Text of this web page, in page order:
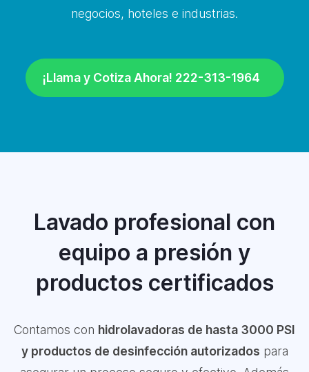
negocios, hoteles e industrias.
¡Llama y Cotiza Ahora! 222-313-1964
Lavado profesional con
equipo a presión y
productos certificados
Contamos con hidrolavadoras de hasta 3000 PSI
y productos de desinfección autorizados para